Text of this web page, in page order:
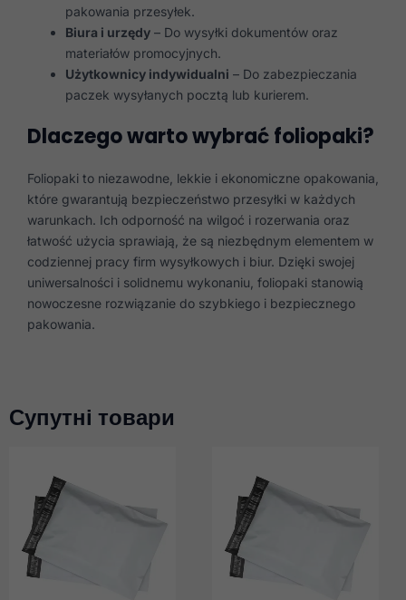
pakowania przesyłek.
Biura i urzędy – Do wysyłki dokumentów oraz
materiałów promocyjnych.
Użytkownicy indywidualni – Do zabezpieczania
paczek wysyłanych pocztą lub kurierem.
Dlaczego warto wybrać foliopaki?
Foliopaki to niezawodne, lekkie i ekonomiczne opakowania,
które gwarantują bezpieczeństwo przesyłki w każdych
warunkach. Ich odporność na wilgoć i rozerwania oraz
łatwość użycia sprawiają, że są niezbędnym elementem w
codziennej pracy firm wysyłkowych i biur. Dzięki swojej
uniwersalności i solidnemu wykonaniu, foliopaki stanowią
nowoczesne rozwiązanie do szybkiego i bezpiecznego
pakowania.
Супутні товари